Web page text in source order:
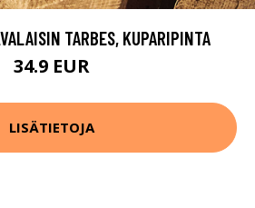
TARBES, KUPARIPINTA
34.9 EUR
LISÄTIETOJA